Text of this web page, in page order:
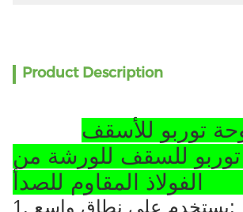
Product Description
توربو للأسقف
للسقف للورشة من
1. يستخدم على نطاق واسع: